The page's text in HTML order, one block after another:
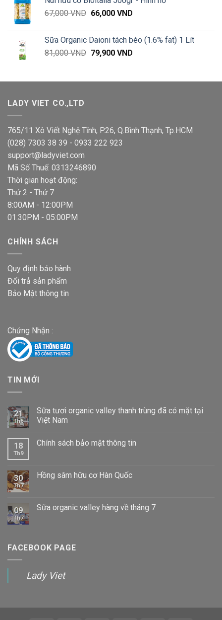
67,000VND Giá
67,000 VND.
66,000 VNDGiá
là:
66,000 VND.
Sữa Organic Daioni tách béo (1.6% fat) 1 Lít
81,000VND Giá
81,000 VND.
79,900 VNDGiá
là:
LADY VIET CO.,LTD
765/11 Xô Viết Nghệ Tĩnh, P.26, Q.Bình Thạnh, Tp.HCM
(028) 7303 38 39 - 0933 222 923
support@ladyviet.com
Mã Số Thuế: 0313246890
Thời gian hoạt động:
Thứ 2 - Thứ 7
8:00AM - 12:00PM
01:30PM - 05:00PM
CHÍNH SÁCH
Quy định bảo hành
Đổi trả sản phẩm
Bảo Mật thông tin
Chứng Nhận :
TIN MỚI
21
Th6
Sữa tươi organic valley thanh trùng đã có mặt tại
Việt Nam
18
Th9
Chính sách bảo mật thông tin
30
Th7
Hồng sâm hữu cơ Hàn Quốc
09
Th7
Sữa organic valley hàng về tháng 7
FACEBOOK PAGE
Lady Viet